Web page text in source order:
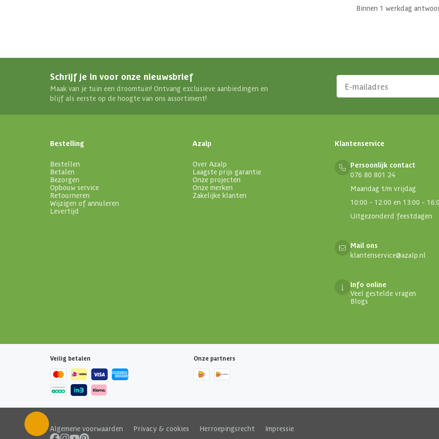
Binnen 1 werkdag
Schrijf je in voor onze nieuwsbrief
Maak van je tuin een droomtuin! Ontvang exclusieve aanbiedingen en
blijf als eerste op de hoogte van ons assortiment!
Bestelling
Bestellen
Betalen
Bezorgen
Opbouw service
Retourneren
Wijzigen of annuleren
Levertijd
Azalp
Over Azalp
Laagste prijs garantie
Onze projecten
Onze merken
Zakelijke klanten
Klantenservice
Persoonlijk contact
076 80 801 24
Maandag t/m vrijdag
10:00 - 12:00 en 13:00 -
Uitgezonderd feestdagen
Mail ons
klantenservice@azalp.nl
Info online
Veel gestelde vragen
Blogs
Veilig betalen Onze partners
Algemene voorwaarden Privacy & cookies Herroepingsrecht Impressie